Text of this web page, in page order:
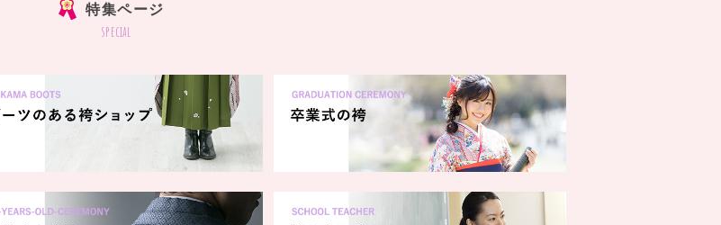
特集ページ
special